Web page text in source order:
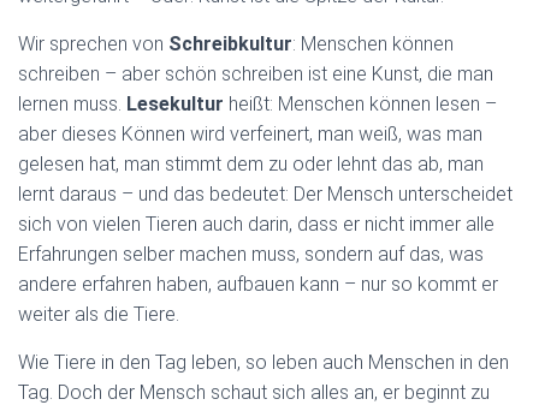
Wir sprechen von Schreibkultur: Menschen können
schreiben – aber schön schreiben ist eine Kunst, die man
lernen muss. Lesekultur heißt: Menschen können lesen –
aber dieses Können wird verfeinert, man weiß, was man
gelesen hat, man stimmt dem zu oder lehnt das ab, man
lernt daraus – und das bedeutet: Der Mensch unterscheidet
sich von vielen Tieren auch darin, dass er nicht immer alle
Erfahrungen selber machen muss, sondern auf das, was
andere erfahren haben, aufbauen kann – nur so kommt er
weiter als die Tiere.
Wie Tiere in den Tag leben, so leben auch Menschen in den
Tag. Doch der Mensch schaut sich alles an, er beginnt zu